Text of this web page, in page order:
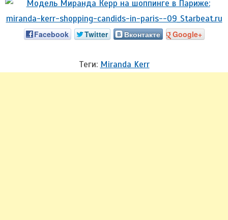
Facebook Twitter Вконтакте Google+
Теги: Miranda Kerr